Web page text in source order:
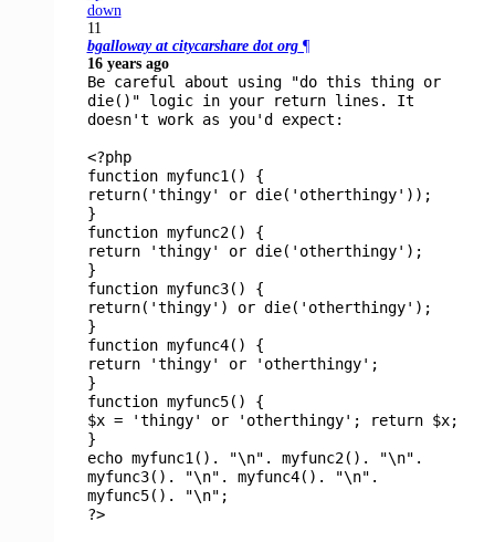
down
11
bgalloway at citycarshare dot org¶
16 years ago
Be careful about using "do this thing or
die()" logic in your return lines. It
doesn't work as you'd expect:
<?php
function myfunc1 () {
return( 'thingy' or die( 'otherthingy' ));
}
function myfunc2() {
return
'thingy' or die( 'otherthingy' );
}
function myfunc3() {
return( 'thingy' ) or die( 'otherthingy' );
}
function myfunc4() {
return
'thingy' or 'otherthingy' ;
}
function myfunc5() {
$x = 'thingy' or 'otherthingy' ; return $x;
}
echo myfunc1 (). "\n" . myfunc2(). "\n" .
myfunc3(). "\n" . myfunc4(). "\n" .
myfunc5(). "\n" ;
?>